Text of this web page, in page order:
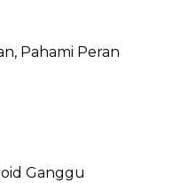
Pahami Peran
Ganggu